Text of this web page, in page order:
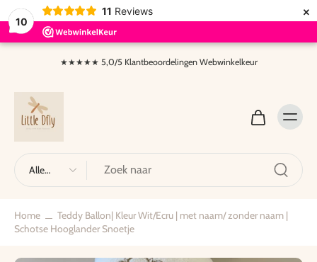
10
11 Reviews ×
★★★★★ 5,0/5 Klantbeoordelingen Webwinkelkeur
Alle
Home
Teddy Ballon| Kleur Wit/Ecru | met naam/ zonder naam |
Schotse Hooglander Snoetje